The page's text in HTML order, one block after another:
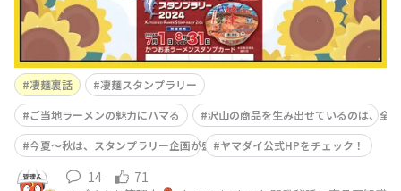
凄麺裏話
凄麺スタンプラリー
ご当地ラーメンの魅力にハマる
沢山の商品を生み出せているのは、全
今夏～秋は、スタンプラリー企画が盛りだくさんヤマダイ公式HPをチェック！
14 71